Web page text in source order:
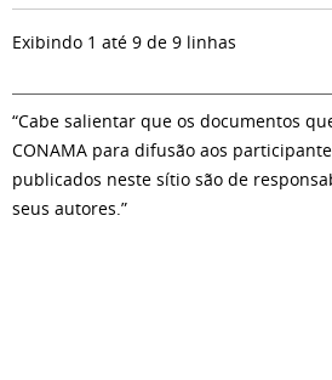
Exibindo 1 até 9 de 9 linhas
“Cabe salientar que os documentos
CONAMA para difusão aos
publicados neste sítio são de
seus autores.”